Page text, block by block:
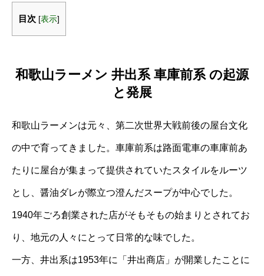
目次 [表示]
和歌山ラーメン 井出系 車庫前系 の起源
と発展
和歌山ラーメンは元々、第二次世界大戦前後の屋台文化
の中で育ってきました。車庫前系は路面電車の車庫前あ
たりに屋台が集まって提供されていたスタイルをルーツ
とし、醤油ダレが際立つ澄んだスープが中心でした。
1940年ごろ創業された店がそもそもの始まりとされてお
り、地元の人々にとって日常的な味でした。
一方、井出系は1953年に「井出商店」が開業したことに